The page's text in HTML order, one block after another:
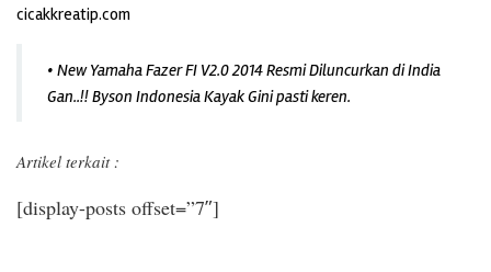
cicakkreatip.com
• New Yamaha Fazer FI V2.0 2014 Resmi Diluncurkan di India
Gan..!! Byson Indonesia Kayak Gini pasti keren.
Artikel terkait :
[display-posts offset=”7″]